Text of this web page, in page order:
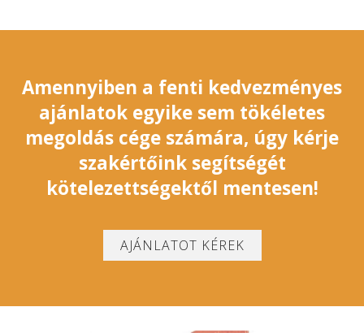
Amennyiben a fenti kedvezményes
ajánlatok egyike sem tökéletes
megoldás cége számára, úgy kérje
szakértőink segítségét
kötelezettségektől mentesen!
AJÁNLATOT KÉREK